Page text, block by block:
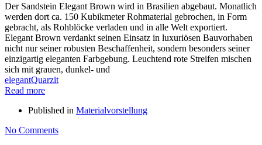
Der Sandstein Elegant Brown wird in Brasilien abgebaut. Monatlich
werden dort ca. 150 Kubikmeter Rohmaterial gebrochen, in Form
gebracht, als Rohblöcke verladen und in alle Welt exportiert.
Elegant Brown verdankt seinen Einsatz in luxuriösen Bauvorhaben
nicht nur seiner robusten Beschaffenheit, sondern besonders seiner
einzigartig eleganten Farbgebung. Leuchtend rote Streifen mischen
sich mit grauen, dunkel- und
elegantQuarzit
Read more
Published in Materialvorstellung
No Comments